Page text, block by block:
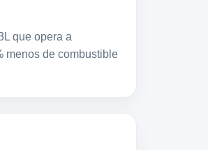
que opera a
menos de combustible